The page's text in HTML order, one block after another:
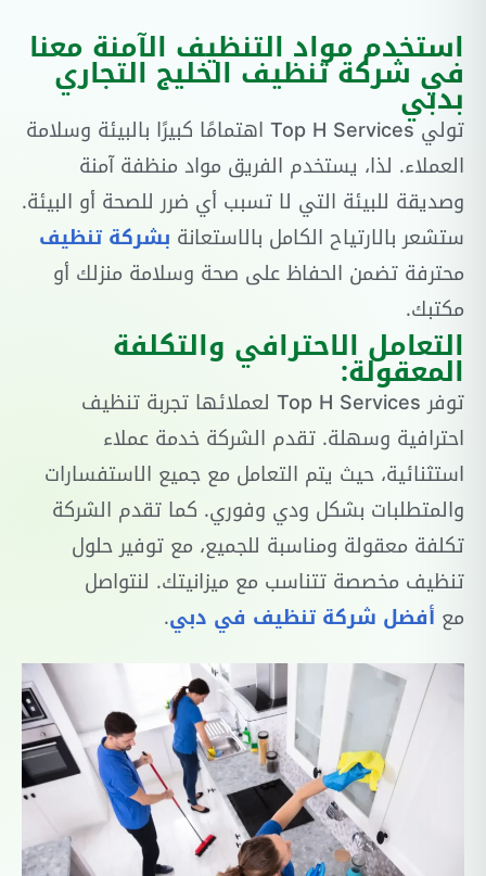
استخدم مواد التنظيف الآمنة معنا
في شركة تنظيف الخليج التجاري
بدبي
تولي Top H Services اهتمامًا كبيرًا بالبيئة وسلامة
العملاء. لذا، يستخدم الفريق مواد منظفة آمنة
وصديقة للبيئة التي لا تسبب أي ضرر للصحة أو البيئة.
ستشعر بالارتياح الكامل بالاستعانة بشركة تنظيف
محترفة تضمن الحفاظ على صحة وسلامة منزلك أو
مكتبك.
التعامل الاحترافي والتكلفة
المعقولة:
توفر Top H Services لعملائها تجربة تنظيف
احترافية وسهلة. تقدم الشركة خدمة عملاء
استثنائية، حيث يتم التعامل مع جميع الاستفسارات
والمتطلبات بشكل ودي وفوري. كما تقدم الشركة
تكلفة معقولة ومناسبة للجميع، مع توفير حلول
تنظيف مخصصة تتناسب مع ميزانيتك. لنتواصل
مع أفضل شركة تنظيف في دبي.